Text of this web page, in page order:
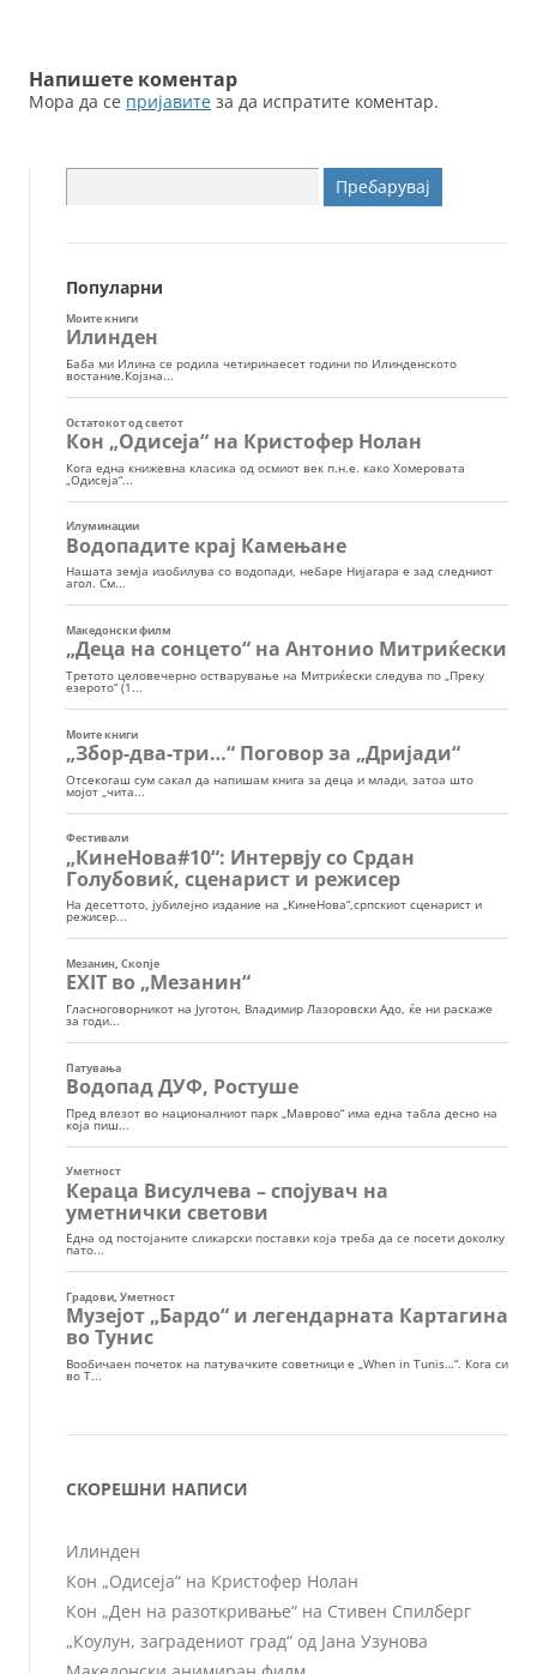
Напишете коментар
Мора да се пријавите за да испратите коментар.
за:
Популарни
СКОРЕШНИ НАПИСИ
Илинден
Кон „Одисеја“ на Кристофер Нолан
Кон „Ден на разоткривање“ на Стивен Спилберг
„Коулун, заградениот град“ од Јана Узунова